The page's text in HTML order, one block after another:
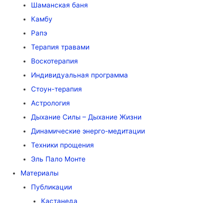
Шаманская баня
Камбу
Рапэ
Терапия травами
Воскотерапия
Индивидуальная программа
Стоун-терапия
Астрология
Дыхание Силы – Дыхание Жизни
Динамические энерго-медитации
Техники прощения
Эль Пало Монте
Материалы
Публикации
Кастанеда